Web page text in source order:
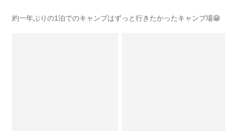
約一年ぶりの1泊でのキャンプはずっと行きたかったキャンプ場😁